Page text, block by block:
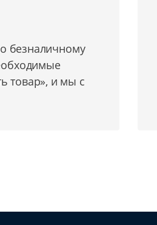
безналичному
товар», и мы с